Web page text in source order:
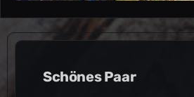
Schönes Paar